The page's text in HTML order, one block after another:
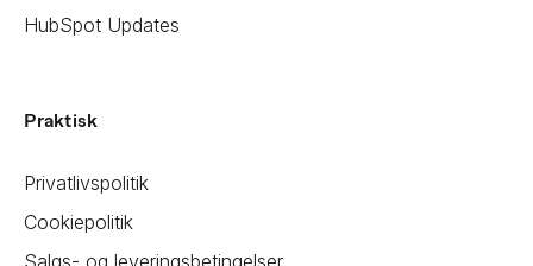
HubSpot Updates
Praktisk
Privatlivspolitik
Cookiepolitik